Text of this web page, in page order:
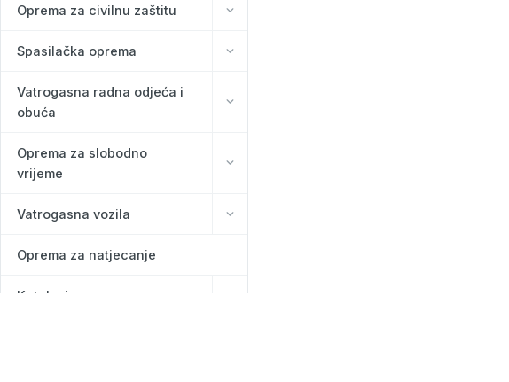
Oprema za civilnu zaštitu
Spasilačka oprema
Vatrogasna radna odjeća i
obuća
Oprema za slobodno
vrijeme
Vatrogasna vozila
Oprema za natjecanje
Katalozi